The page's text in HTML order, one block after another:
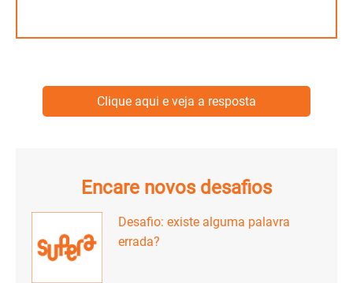
Clique aqui e veja a resposta
Encare novos desafios
Desafio: existe alguma palavra
errada?